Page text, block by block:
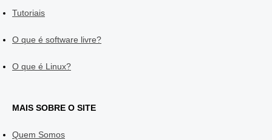
Tutoriais
O que é software livre?
O que é Linux?
MAIS SOBRE O SITE
Quem Somos